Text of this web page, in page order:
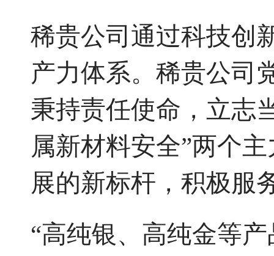
稀贵公司通过科技创
产力体系。稀贵公司
秉持责任使命，立志
属新材料安全”两个
展的新标杆，积极服
“高纯银、高纯金等